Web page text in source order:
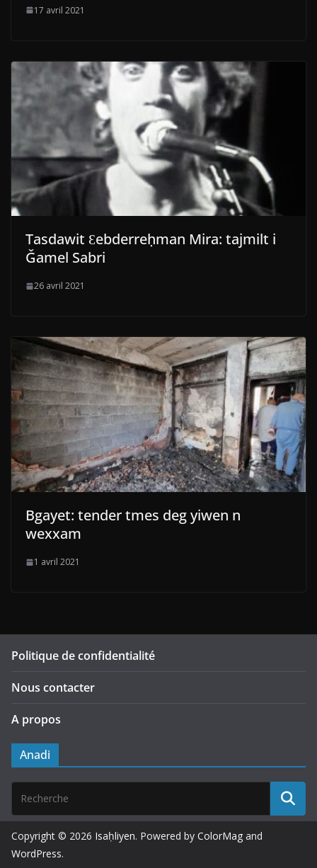
17 avril 2021
Tasdawit Ɛebderreḥman Mira: tajmilt i
Ǧamel Sabri
26 avril 2021
Bgayet: tender tmes deg yiwen n
wexxam
1 avril 2021
Politique de confidentialité
Nous contacter
A propos
Anadi
Copyright © 2026 Isaḥliyen. Powered by ColorMag and
WordPress.